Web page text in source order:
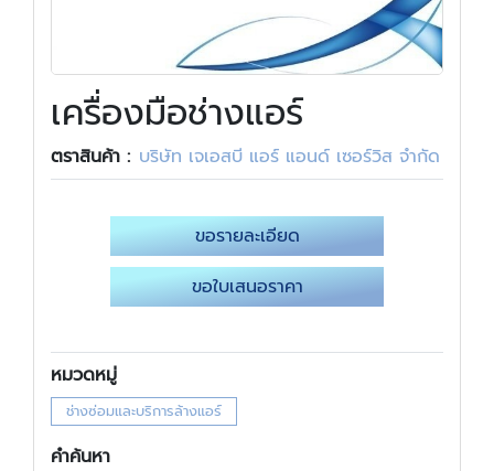
เครื่องมือช่างแอร์
ตราสินค้า : บริษัท เจเอสบี แอร์ แอนด์ เซอร์วิส จำกัด
ขอรายละเอียด
ขอใบเสนอราคา
หมวดหมู่
ช่างซ่อมและบริการล้างแอร์
คำค้นหา